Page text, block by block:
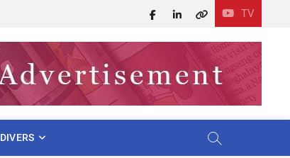
TV
Facebook
LinkedIn
X
DIVERS